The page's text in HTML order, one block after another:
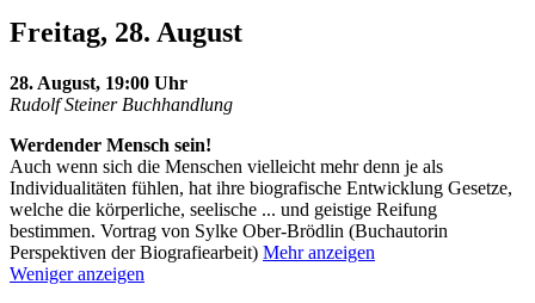
Freitag, 28. August
28. August, 19:00 Uhr
Rudolf Steiner Buchhandlung
Werdender Mensch sein!
Auch wenn sich die Menschen vielleicht mehr denn je als
Individualitäten fühlen, hat ihre biografische Entwicklung Gesetze,
welche die körperliche, seelische ... und geistige Reifung
bestimmen. Vortrag von Sylke Ober-Brödlin (Buchautorin
Perspektiven der Biografiearbeit) Mehr anzeigen
Weniger anzeigen